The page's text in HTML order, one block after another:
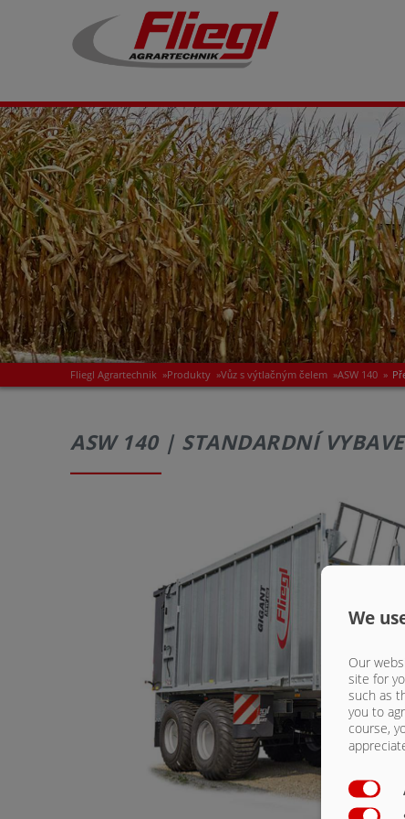
Fliegl Agrartechnik »Produkty »Vůz s výtlačným čelem »ASW 140 »
ASW 140 | STANDARDNÍ
We
Our
site for
such as
you to
course,